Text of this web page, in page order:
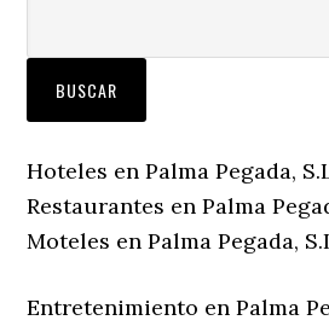
Hoteles en Palma Pegada,
Restaurantes en Palma
Moteles en Palma Pegada,
Entretenimiento en Palma